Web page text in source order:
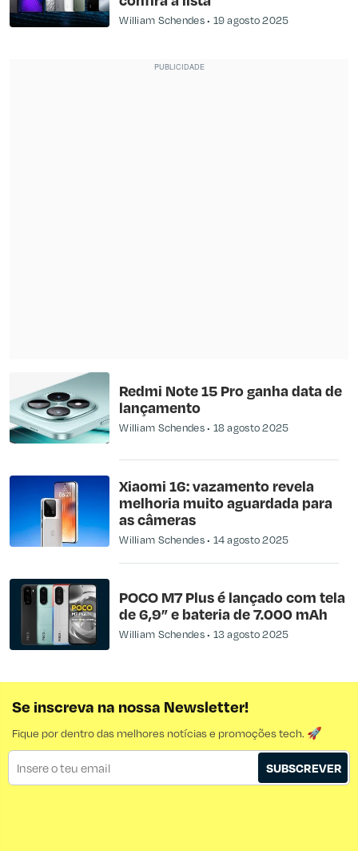
William Schendes 19 agosto 2025
Redmi Note 15 Pro ganha data de
lançamento
William Schendes 18 agosto 2025
Xiaomi 16: vazamento revela
melhoria muito aguardada para
as câmeras
William Schendes 14 agosto 2025
POCO M7 Plus é lançado com tela
de 6,9” e bateria de 7.000 mAh
William Schendes 13 agosto 2025
Se inscreva na nossa Newsletter!
Fique por dentro das melhores notícias e promoções tech. 🚀
SUBSCREVER